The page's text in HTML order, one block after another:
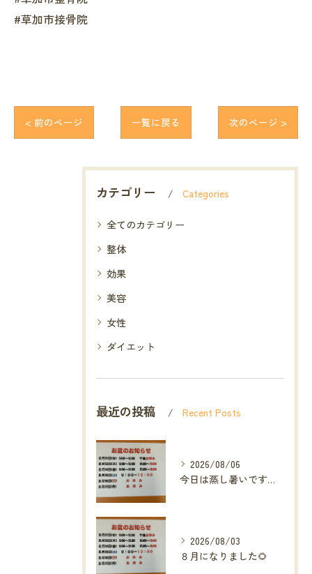
#草加市接骨院
< 前のページ 一覧に戻る 次のページ >
カテゴリー Categories
全てのカテゴリー
整体
効果
美容
女性
ダイエット
最近の投稿 Recent Posts
2026/08/06
今日は蒸し暑いですね🥵ありがたい事に今年の草加市は
2026/08/03
８月になりました🌻